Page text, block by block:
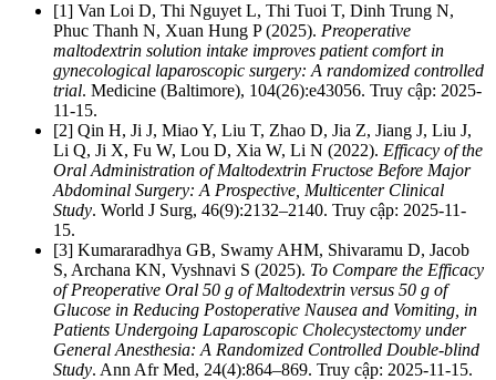
[1] Van Loi D, Thi Nguyet L, Thi Tuoi T, Dinh Trung N,
Phuc Thanh N, Xuan Hung P (2025). Preoperative
maltodextrin solution intake improves patient comfort in
gynecological laparoscopic surgery: A randomized controlled
trial. Medicine (Baltimore), 104(26):e43056. Truy cập: 2025-
11-15.
[2] Qin H, Ji J, Miao Y, Liu T, Zhao D, Jia Z, Jiang J, Liu J,
Li Q, Ji X, Fu W, Lou D, Xia W, Li N (2022). Efficacy of the
Oral Administration of Maltodextrin Fructose Before Major
Abdominal Surgery: A Prospective, Multicenter Clinical
Study. World J Surg, 46(9):2132–2140. Truy cập: 2025-11-
15.
[3] Kumararadhya GB, Swamy AHM, Shivaramu D, Jacob
S, Archana KN, Vyshnavi S (2025). To Compare the Efficacy
of Preoperative Oral 50 g of Maltodextrin versus 50 g of
Glucose in Reducing Postoperative Nausea and Vomiting, in
Patients Undergoing Laparoscopic Cholecystectomy under
General Anesthesia: A Randomized Controlled Double-blind
Study. Ann Afr Med, 24(4):864–869. Truy cập: 2025-11-15.